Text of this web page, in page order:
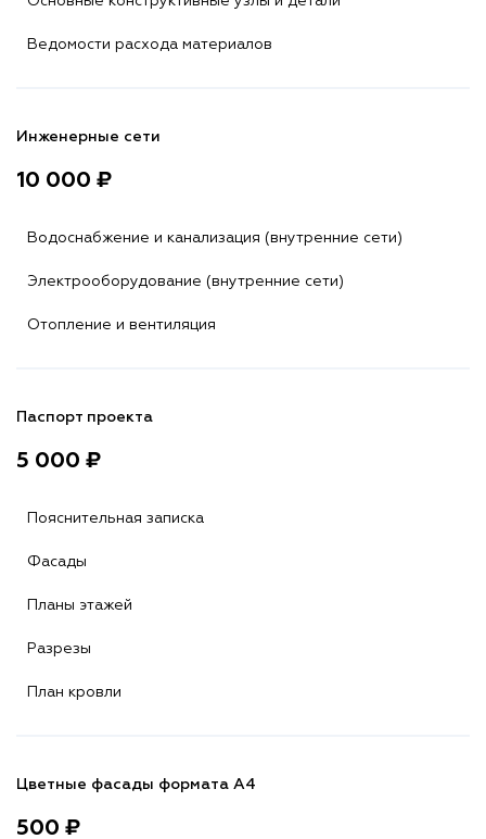
Ведомости расхода материалов
Инженерные сети
10 000 ₽
Водоснабжение и канализация (внутренние сети)
Электрооборудование (внутренние сети)
Отопление и вентиляция
Паспорт проекта
5 000 ₽
Пояснительная записка
Фасады
Планы этажей
Разрезы
План кровли
Цветные фасады формата А4
500 ₽